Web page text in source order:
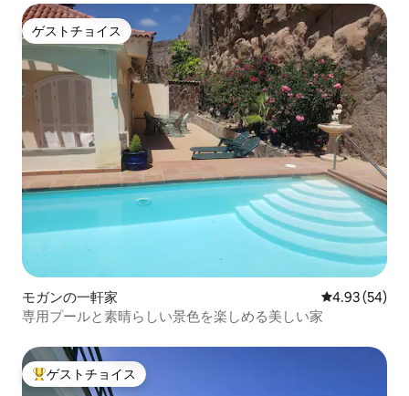
ゲストチョイス
ゲストチョイス
モガンの一軒家 レビュー54
4.93 (54)
専用プールと素晴らしい景色を楽しめる美しい家
大好評のゲストチョイスです。
ゲストチョイス